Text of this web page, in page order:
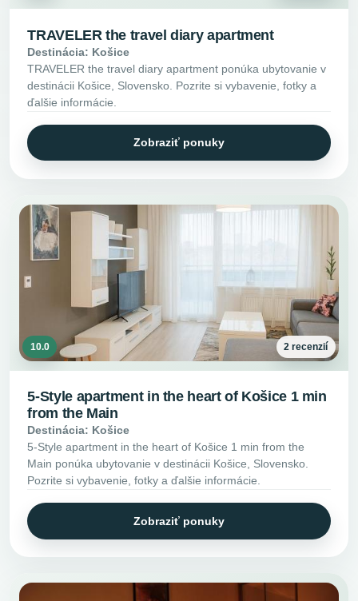
TRAVELER the travel diary apartment
Destinácia: Košice
TRAVELER the travel diary apartment ponúka ubytovanie v
destinácii Košice, Slovensko. Pozrite si vybavenie, fotky a
ďalšie informácie.
Zobraziť ponuky
10.0 2 recenzií
5-Style apartment in the heart of Košice 1 min
from the Main
Destinácia: Košice
5-Style apartment in the heart of Košice 1 min from the
Main ponúka ubytovanie v destinácii Košice, Slovensko.
Pozrite si vybavenie, fotky a ďalšie informácie.
Zobraziť ponuky